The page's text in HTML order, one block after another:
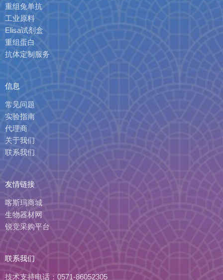
重组兔单抗
工业原料
Elisa试剂盒
重组蛋白
抗体定制服务
信息
常见问题
实验指南
代理商
关于我们
联系我们
友情链接
喀斯玛商城
生物器材网
锐竞采购平台
联系我们
技术支持电话： 0571-86052305